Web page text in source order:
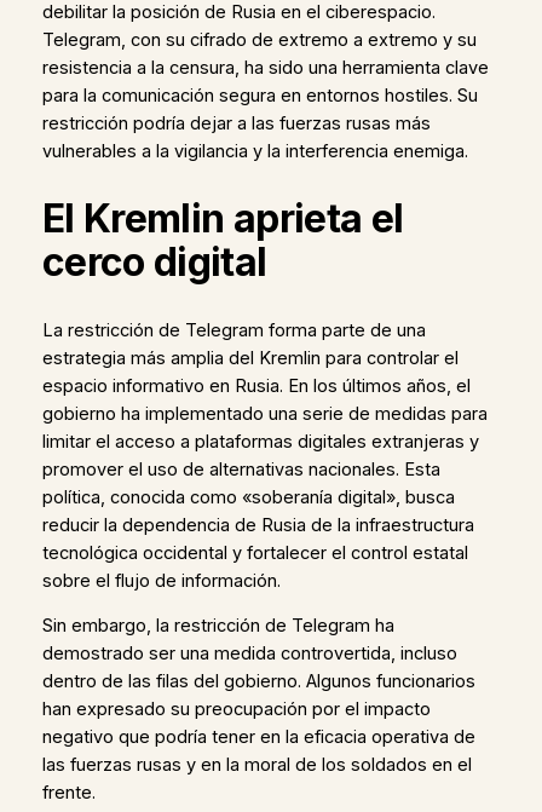
debilitar la posición de Rusia en el ciberespacio.
Telegram, con su cifrado de extremo a extremo y su
resistencia a la censura, ha sido una herramienta clave
para la comunicación segura en entornos hostiles. Su
restricción podría dejar a las fuerzas rusas más
vulnerables a la vigilancia y la interferencia enemiga.
El Kremlin aprieta el
cerco digital
La restricción de Telegram forma parte de una
estrategia más amplia del Kremlin para controlar el
espacio informativo en Rusia. En los últimos años, el
gobierno ha implementado una serie de medidas para
limitar el acceso a plataformas digitales extranjeras y
promover el uso de alternativas nacionales. Esta
política, conocida como «soberanía digital», busca
reducir la dependencia de Rusia de la infraestructura
tecnológica occidental y fortalecer el control estatal
sobre el flujo de información.
Sin embargo, la restricción de Telegram ha
demostrado ser una medida controvertida, incluso
dentro de las filas del gobierno. Algunos funcionarios
han expresado su preocupación por el impacto
negativo que podría tener en la eficacia operativa de
las fuerzas rusas y en la moral de los soldados en el
frente.